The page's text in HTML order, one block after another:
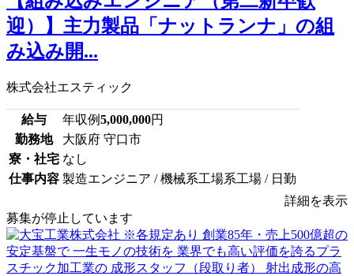
迎）】主力製品「ナットランナ」の組
み込み開...
株式会社エスティック
給与 年収例5,000,000円
勤務地
大阪府 守口市
寮・社宅 なし
仕事内容 製造エンジニア / 機械系工場系工場 / 日勤
詳細を表示
募集が停止しています